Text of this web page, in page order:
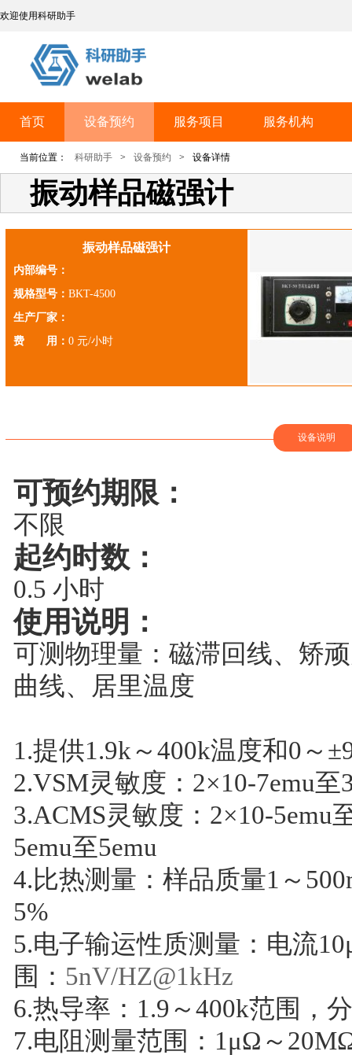
欢迎使用科研助手
首页 设备预约 服务项目 服务机构
当前位置： 科研助手 > 设备预约 > 设备详情
振动样品磁强计
振动样品磁强计
内部编号：
规格型号： BKT-4500
生产厂家：
费 用： 0 元/小时
设备说明
可预约期限：
不限
起约时数：
0.5 小时
使用说明：
可测物理量：磁滞回线、矫
曲线、居里温度
1.提供1.9k～400k温度和0～
2.VSM灵敏度：2×10-7emu至
3.ACMS灵敏度：2×10-5emu
5emu至5emu
4.比热测量：样品质量1～
5%
5.电子输运性质测量：电流
围： 5nV/HZ@1kHz
6.热导率：1.9～400k范围，
7.电阻测量范围：1μΩ～